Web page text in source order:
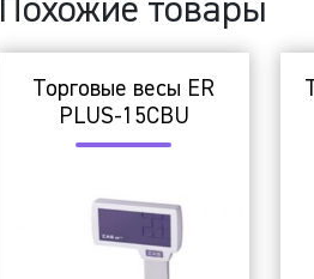
Похожие товары
Торговые весы ER
PLUS-15CBU